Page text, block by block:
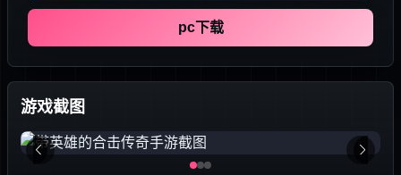
pc下载
游戏截图